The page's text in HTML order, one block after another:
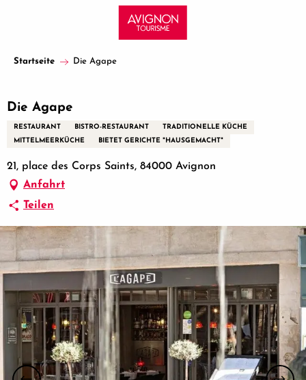
principal
Startseite Die Agape
Die Agape
RESTAURANT BISTRO-RESTAURANT
TRADITIONELLE KÜCHE
MITTELMEERKÜCHE
BIETET GERICHTE "HAUSGEMACHT"
21, place des Corps Saints, 84000 Avignon
Anfahrt
Teilen